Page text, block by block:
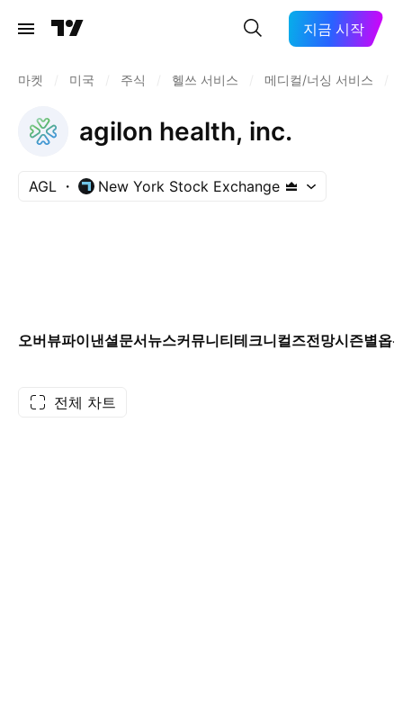
지금 시작
마켓 미국 주식 헬쓰 서비스 메디컬/너싱 서비스
agilon health, inc.
AGL New York Stock Exchange
오버뷰파이낸셜문서뉴스커뮤니티테크니컬즈전망시즌별옵
전체 차트